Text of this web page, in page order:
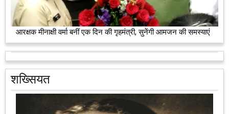
आरक्षक मीनाक्षी वर्मा बनीं एक दिन की गृहमंत्री, सुनेंगी आमजन की समस्याएं
शख्सियत